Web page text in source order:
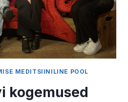
MEDITSIINILINE POOL
kogemused